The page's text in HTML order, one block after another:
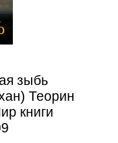
зыбь
Теорин
книги